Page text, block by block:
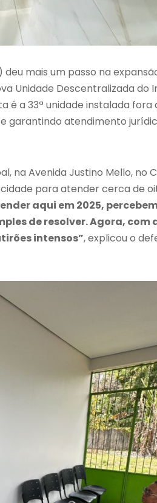
mais um passo na
Unidade Descentralizada do
é a 33ª unidade instalada
garantindo atendimento
na Avenida Justino Mello, no
para atender cerca de
aqui em 2025,
de resolver. Agora,
intensos”, explicou o